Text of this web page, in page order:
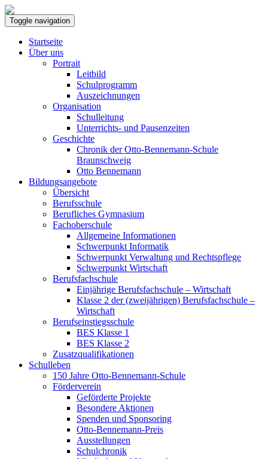
Toggle navigation
Startseite
Über uns
Portrait
Leitbild
Schulprogramm
Auszeichnungen
Organisation
Schulleitung
Unterrichts- und Pausenzeiten
Geschichte
Chronik der Otto-Bennemann-Schule
Braunschweig
Otto Bennemann
Bildungsangebote
Übersicht
Berufsschule
Berufliches Gymnasium
Fachoberschule
Allgemeine Informationen
Schwerpunkt Informatik
Schwerpunkt Verwaltung und Rechtspflege
Schwerpunkt Wirtschaft
Berufsfachschule
Einjährige Berufsfachschule – Wirtschaft
Klasse 2 der (zweijährigen) Berufsfachschule –
Wirtschaft
Berufseinstiegsschule
BES Klasse 1
BES Klasse 2
Zusatzqualifikationen
Schulleben
150 Jahre Otto-Bennemann-Schule
Förderverein
Geförderte Projekte
Besondere Aktionen
Spenden und Sponsoring
Otto-Bennemann-Preis
Ausstellungen
Schulchronik